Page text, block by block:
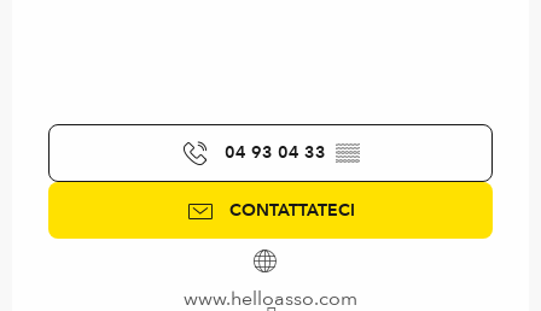
04 93 04 33 ▒▒
CONTATTATECI
www.helloasso.com